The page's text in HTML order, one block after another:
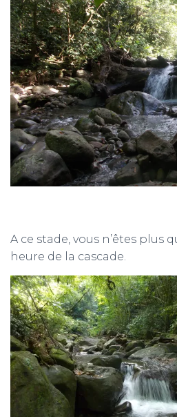
A ce stade, vous n’êtes plus
heure de la cascade.